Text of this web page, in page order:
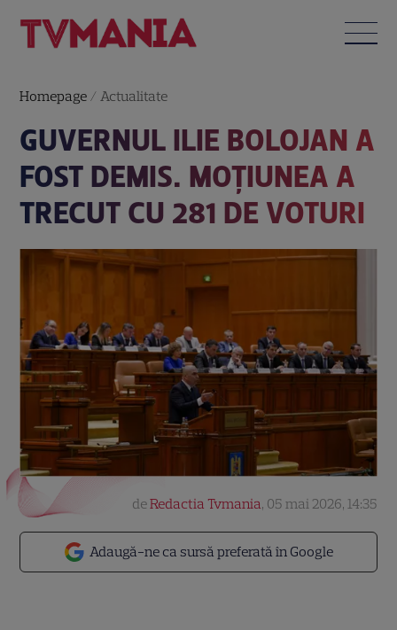
Homepage / Actualitate
GUVERNUL ILIE BOLOJAN A
FOST DEMIS. MOȚIUNEA A
TRECUT CU 281 DE VOTURI
Adaugă-ne ca sursă preferată în Google
deRedactia Tvmania, 05 mai 2026, 14:35